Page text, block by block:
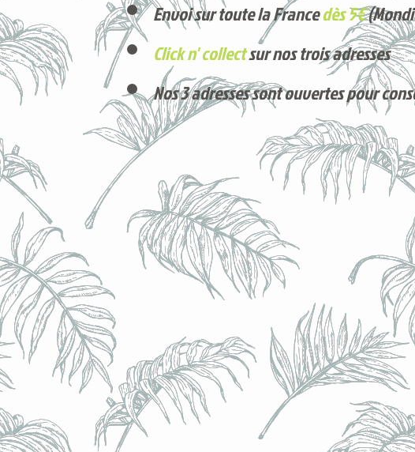
Envoi sur toute la Francedès 5€
Click n' collectsur nos trois adresses
Nos 3 adresses sont ouvertes pour
Voici nos derniers arrivages !
Produits phares